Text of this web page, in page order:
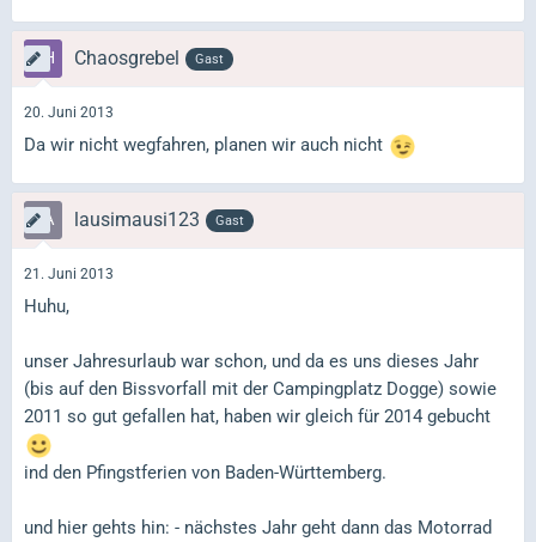
Chaosgrebel Gast
20. Juni 2013
Da wir nicht wegfahren, planen wir auch nicht
lausimausi123 Gast
21. Juni 2013
Huhu,
unser Jahresurlaub war schon, und da es uns dieses Jahr
(bis auf den Bissvorfall mit der Campingplatz Dogge) sowie
2011 so gut gefallen hat, haben wir gleich für 2014 gebucht
ind den Pfingstferien von Baden-Württemberg.
und hier gehts hin: - nächstes Jahr geht dann das Motorrad